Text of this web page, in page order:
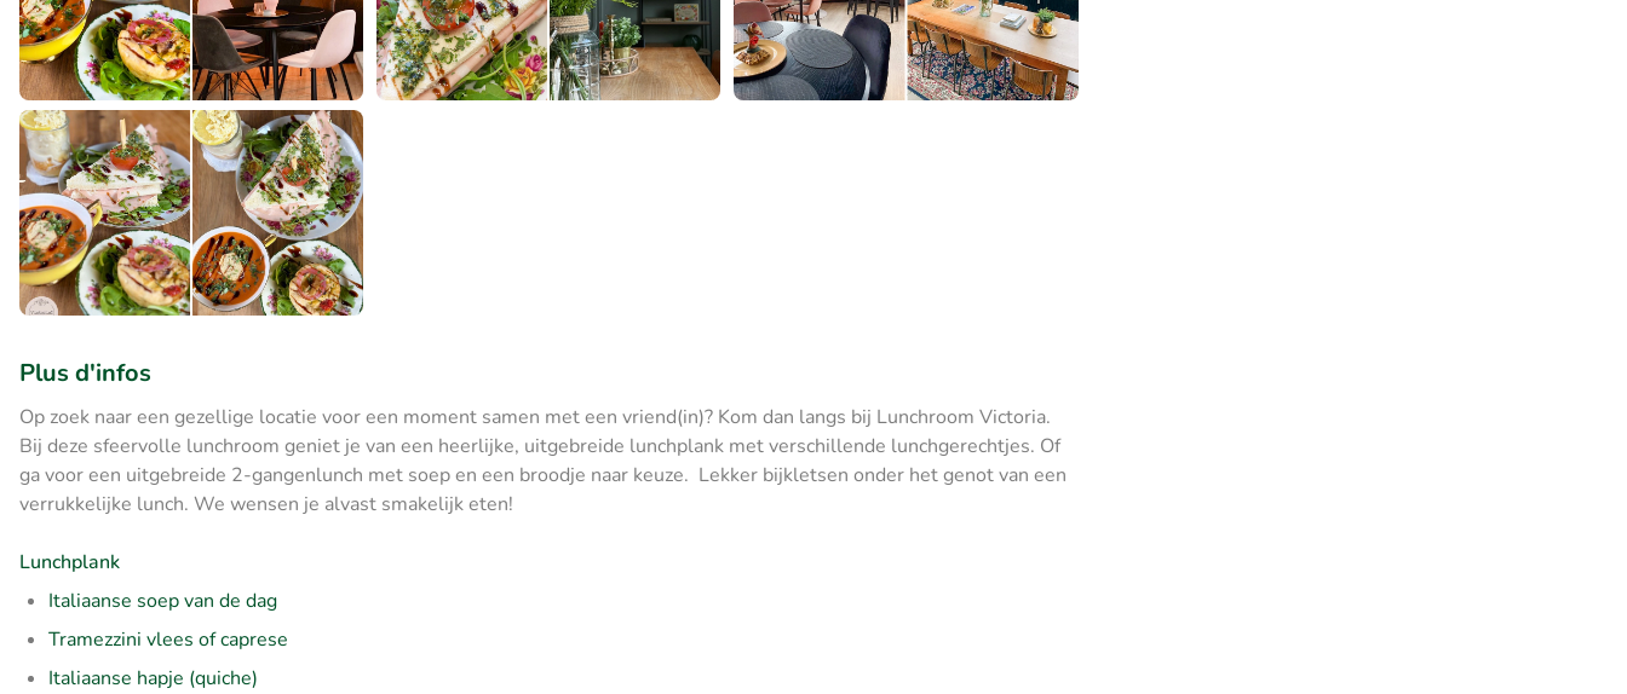
Plus d'infos
Op zoek naar een gezellige locatie voor een moment samen met een vriend(in)? Kom dan langs bij Lunchroom Victoria.
Bij deze sfeervolle lunchroom geniet je van een heerlijke, uitgebreide lunchplank met verschillende lunchgerechtjes. Of
ga voor een uitgebreide 2-gangenlunch met soep en een broodje naar keuze. Lekker bijkletsen onder het genot van een
verrukkelijke lunch. We wensen je alvast smakelijk eten!
Lunchplank
Italiaanse soep van de dag
Tramezzini vlees of caprese
Italiaanse hapje (quiche)